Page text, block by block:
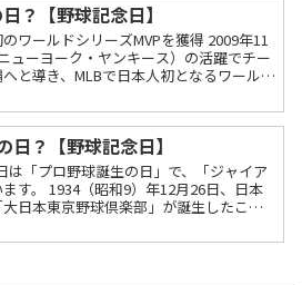
？【野球記念日】
ワールドシリーズMVPを獲得 2009年11
ューヨーク・ヤンキース）の活躍でチー
と導き、MLBで日本人初となるワールド
日？【野球記念日】
は「プロ野球誕生の日」で、「ジャイア
す。 1934（昭和9）年12月26日、日本
日本東京野球倶楽部」が誕生したこと